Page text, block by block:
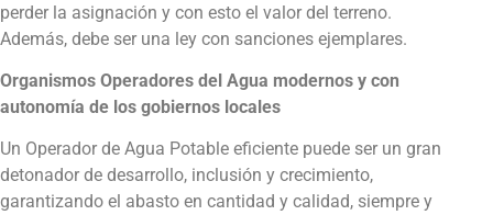
perder la asignación y con esto el valor del terreno.
Además, debe ser una ley con sanciones ejemplares.
Organismos Operadores del Agua modernos y con
autonomía de los gobiernos locales
Un Operador de Agua Potable eficiente puede ser un gran
detonador de desarrollo, inclusión y crecimiento,
garantizando el abasto en cantidad y calidad, siempre y